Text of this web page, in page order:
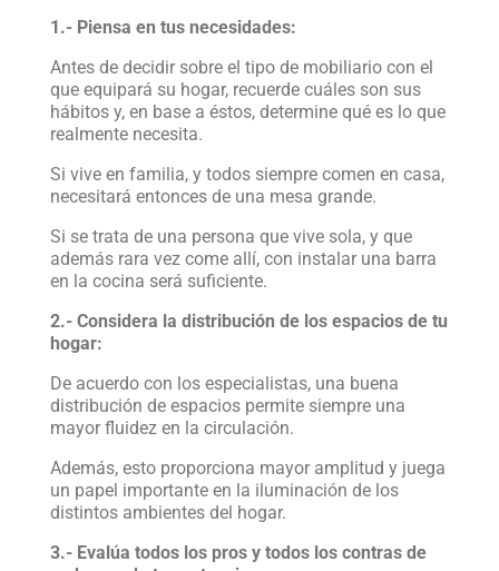
1.- Piensa en tus necesidades:
Antes de decidir sobre el tipo de mobiliario con el
que equipará su hogar, recuerde cuáles son sus
hábitos y, en base a éstos, determine qué es lo que
realmente necesita.
Si vive en familia, y todos siempre comen en casa,
necesitará entonces de una mesa grande.
Si se trata de una persona que vive sola, y que
además rara vez come allí, con instalar una barra
en la cocina será suficiente.
2.- Considera la distribución de los espacios de tu
hogar:
De acuerdo con los especialistas, una buena
distribución de espacios permite siempre una
mayor fluidez en la circulación.
Además, esto proporciona mayor amplitud y juega
un papel importante en la iluminación de los
distintos ambientes del hogar.
3.- Evalúa todos los pros y todos los contras de